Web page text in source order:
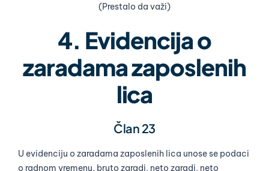
(Prestalo da važi)
4. Evidencija o
zaradama zaposlenih
lica
Član 23
U evidenciju o zaradama zaposlenih lica unose se podaci
o radnom vremenu, bruto zaradi, neto zaradi, neto